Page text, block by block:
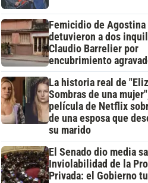
Femicidio de Agostina
detuvieron a dos
Claudio Barrelier por
encubrimiento
La historia real de
Sombras de una
película de Netflix
de una esposa que
su marido
El Senado dio media
Inviolabilidad de la
Privada: el Gobierno